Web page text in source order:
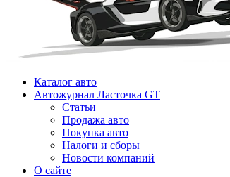
Каталог авто
Автожурнал Ласточка GT
Статьи
Продажа авто
Покупка авто
Налоги и сборы
Новости компаний
О сайте